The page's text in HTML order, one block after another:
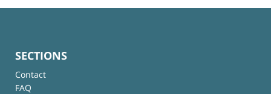
SECTIONS
Contact
FAQ